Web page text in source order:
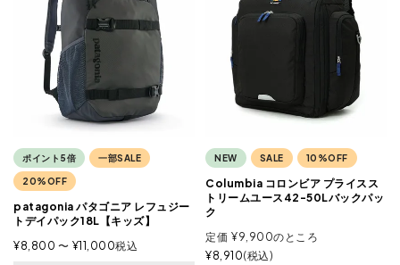
ポイント5倍 一部SALE
20%OFF
patagonia パタゴニア レフュジー
トデイパック18L【キッズ】
¥8,800 〜 ¥11,000税込
NEW SALE 10%OFF
Columbia コロンビア プライスス
トリームユース42-50Lバックパッ
ク
定価 ¥9,900のところ
¥8,910 税込